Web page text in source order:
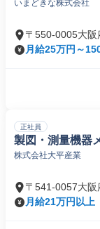
いまどきな株式会社
〒550-0005大
月給25万円～
正社員
製図・測量機器
株式会社大平産業
〒541-0057大
月給21万円以上